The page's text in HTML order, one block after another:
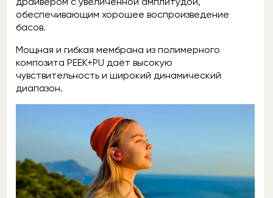
обеспечивающим хорошее воспроизведение
басов.
Мощная и гибкая мембрана из полимерного
композита PEEK+PU даёт высокую
чувствительность и широкий динамический
диапазон.